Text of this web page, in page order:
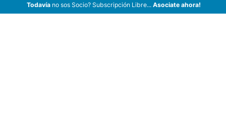
Todavíano sos Socio? Subscripción Libre... Asociate ahora!